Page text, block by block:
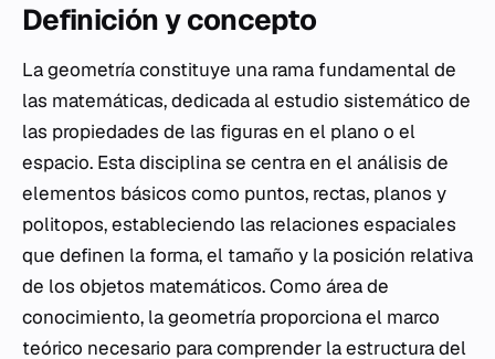
Definición y concepto
La geometría constituye una rama fundamental de
las matemáticas, dedicada al estudio sistemático de
las propiedades de las figuras en el plano o el
espacio. Esta disciplina se centra en el análisis de
elementos básicos como puntos, rectas, planos y
politopos, estableciendo las relaciones espaciales
que definen la forma, el tamaño y la posición relativa
de los objetos matemáticos. Como área de
conocimiento, la geometría proporciona el marco
teórico necesario para comprender la estructura del